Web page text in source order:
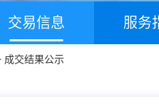
交易信息 服务
成交结果公示